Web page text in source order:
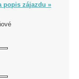
popis zájazdu »